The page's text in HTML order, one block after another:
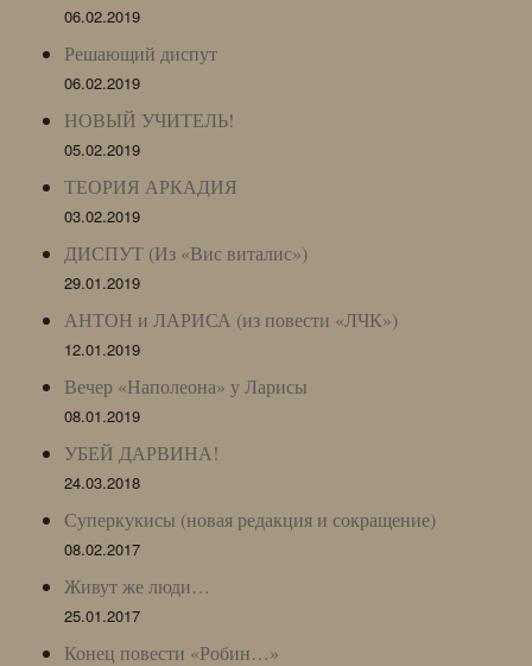
06.02.2019
Решающий диспут
06.02.2019
НОВЫЙ УЧИТЕЛЬ!
05.02.2019
ТЕОРИЯ АРКАДИЯ
03.02.2019
ДИСПУТ (Из «Вис виталис»)
29.01.2019
АНТОН и ЛАРИСА (из повести «ЛЧК»)
12.01.2019
Вечер «Наполеона» у Ларисы
08.01.2019
УБЕЙ ДАРВИНА!
24.03.2018
Суперкукисы (новая редакция и сокращение)
08.02.2017
Живут же люди…
25.01.2017
Конец повести «Робин…»